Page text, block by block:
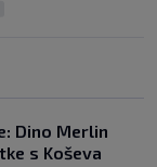
Dino Merlin
s Koševa